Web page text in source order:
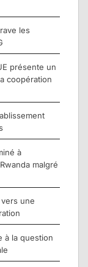
les
présente un
coopération
à
malgré
une
à la question